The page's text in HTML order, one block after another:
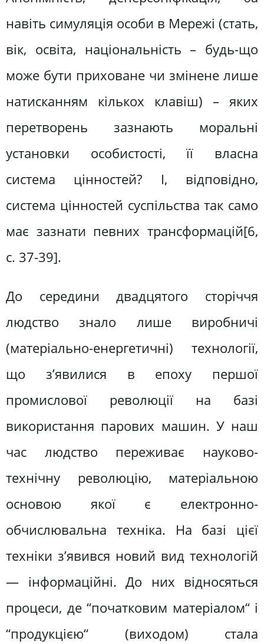
навіть симуляція особи в Мережі (стать,
вік, освіта, національність – будь-що
може бути приховане чи змінене лише
натисканням кількох клавіш) – яких
перетворень зазнають моральні
установки особистості, її власна
система цінностей? І, відповідно,
система цінностей суспільства так само
має зазнати певних трансформацій[6,
c. 37-39].
До середини двадцятого сторіччя
людство знало лише виробничі
(матеріально-енергетичні) технології,
що з’явилися в епоху першої
промислової революції на базі
використання парових машин. У наш
час людство переживає науково-
технічну революцію, матеріальною
основою якої є електронно-
обчислювальна техніка. На базі цієї
техніки з’явився новий вид технологій
— інформаційні. До них відносяться
процеси, де “початковим матеріалом“ і
“продукцією“ (виходом) стала